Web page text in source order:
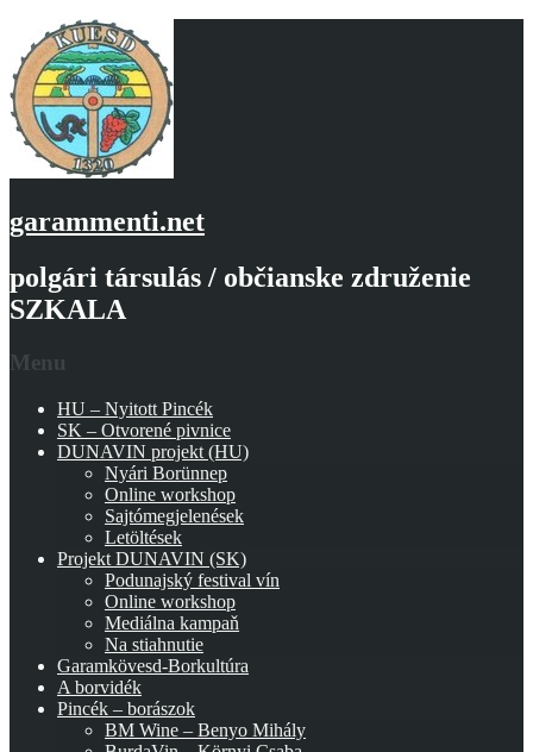
garammenti.net
polgári társulás / občianske združenie
SZKALA
Menu
HU – Nyitott Pincék
SK – Otvorené pivnice
DUNAVIN projekt (HU)
Nyári Borünnep
Online workshop
Sajtómegjelenések
Letöltések
Projekt DUNAVIN (SK)
Podunajský festival vín
Online workshop
Mediálna kampaň
Na stiahnutie
Garamkövesd-Borkultúra
A borvidék
Pincék – borászok
BM Wine – Benyo Mihály